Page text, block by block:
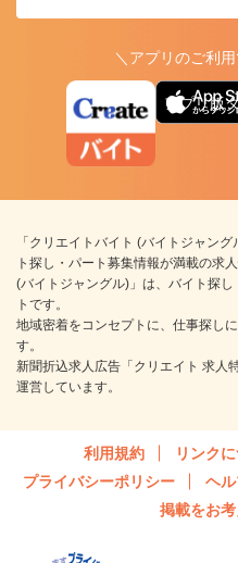
＼アプリのご利
アプリ版
「クリエイトバイト (バイトジャン
ト探し・パート募集情報が満載の求
(バイトジャングル)」は、バイト探
トです。
地域密着をコンセプトに、仕事探し
す。
新聞折込求人広告「クリエイト 求人
運営しています。
利用規約 リンク
プライバシーポリシー
ヘ
掲載をお